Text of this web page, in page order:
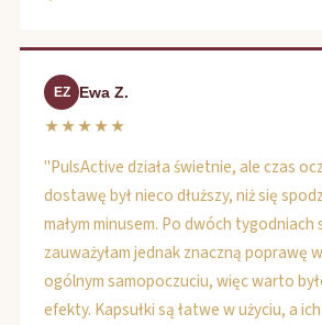
EZ Ewa Z.
★★★★★
"PulsActive działa świetnie, ale czas
dostawę był nieco dłuższy, niż się
małym minusem. Po dwóch
zauważyłam jednak znaczną poprawę
ogólnym samopoczuciu, więc warto
efekty. Kapsułki są łatwe w użyciu, a